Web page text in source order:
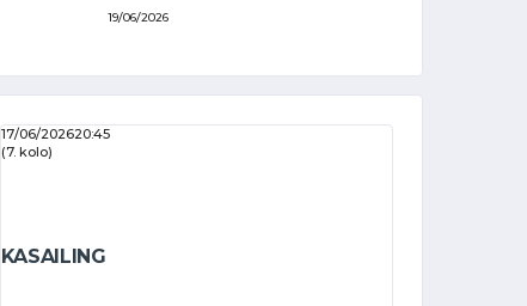
19/06/2026
17/06/202620:45
(7. kolo)
KASAILING